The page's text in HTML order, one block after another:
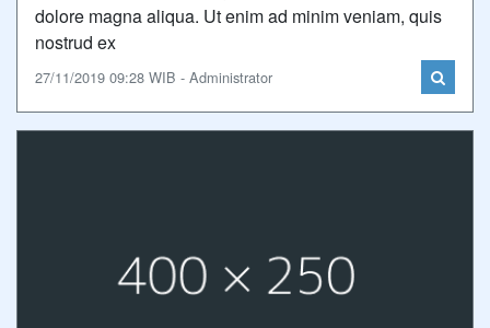
dolore magna aliqua. Ut enim ad minim veniam, quis
nostrud ex
27/11/2019 09:28 WIB - Administrator